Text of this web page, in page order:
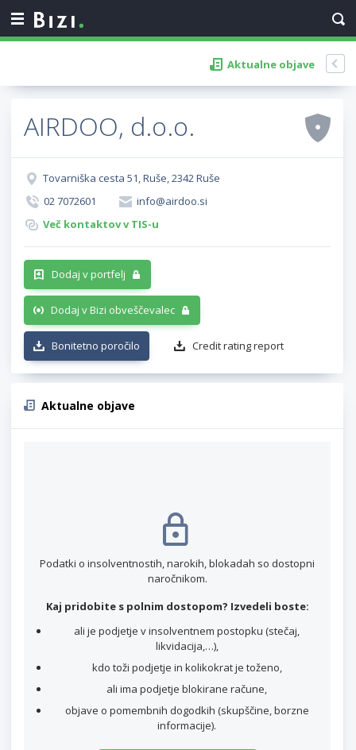
Aktualne objave
AIRDOO, d.o.o.
Tovarniška cesta 51, Ruše, 2342 Ruše
02 7072601
info@airdoo.si
Več kontaktov v TIS-u
Dodaj v portfelj
Dodaj v Bizi obveščevalec
Bonitetno poročilo Credit rating report
Aktualne objave
Podatki o insolventnostih, narokih, blokadah so dostopni
naročnikom.
Kaj pridobite s polnim dostopom? Izvedeli boste:
ali je podjetje v insolventnem postopku (stečaj,
likvidacija,…),
kdo toži podjetje in kolikokrat je toženo,
ali ima podjetje blokirane račune,
objave o pomembnih dogodkih (skupščine, borzne
informacije).